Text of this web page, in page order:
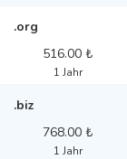
.org
516.00 ₺
1 Jahr
.biz
768.00 ₺
1 Jahr